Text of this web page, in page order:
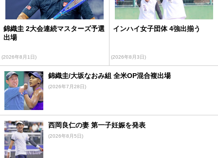
錦織圭 2大会連続マスターズ予選
出場
(2026年8月1日)
インハイ女子団体 4強出揃う
(2026年8月3日)
錦織圭/大坂なおみ組 全米OP混合複出場
(2026年7月28日)
西岡良仁の妻 第一子妊娠を発表
(2026年8月5日)